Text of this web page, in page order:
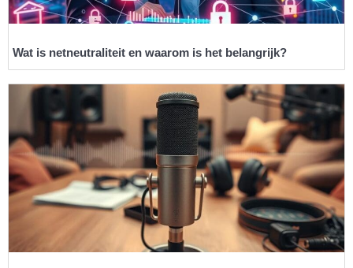
Wat is netneutraliteit en waarom is het belangrijk?